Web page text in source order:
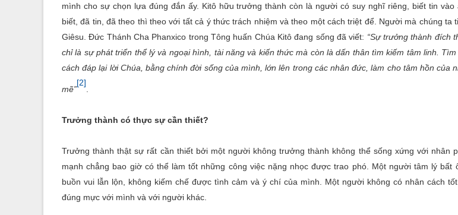
mình cho sự chọn lựa đúng đắn ấy. Kitô hữu trưởng thành còn là người có suy nghĩ riêng, biết tin
biết, đã tin, đã theo thì theo với tất cả ý thức trách nhiệm và theo một cách triệt để. Người mà chúng
Giêsu. Đức Thánh Cha Phanxico trong Tông huấn Chúa Kitô đang sống đã viết: “Sự trưởng thành đích
chỉ là sự phát triển thể lý và ngoại hình, tài năng và kiến thức mà còn là dấn thân tìm kiếm tâm linh.
cách đáp lại lời Chúa, bằng chính đời sống của mình, lớn lên trong các nhân đức, làm cho tâm hồn của
mẽ”
[2]
Trưởng thành có thực sự cần thiết?
Trưởng thành thật sự rất cần thiết bởi một người không trưởng thành không thể sống xứng với nhân
mạnh chẳng bao giờ có thể làm tốt những công việc nặng nhọc được trao phó. Một người tâm lý bất
buồn vui lẫn lộn, không kiếm chế được tình cảm và ý chí của mình. Một người không có nhân cách
đúng mực với mình và với người khác.